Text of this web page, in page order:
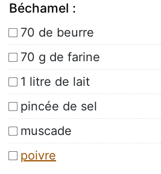
Béchamel :
70 de beurre
70 g de farine
1 litre de lait
pincée de sel
muscade
poivre